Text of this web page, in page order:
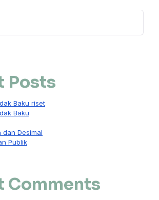
Posts
Baku riset
Baku
dan Desimal
Publik
Comments